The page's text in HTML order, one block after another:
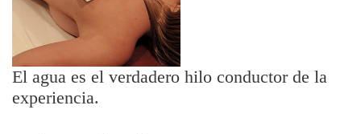
El agua es el verdadero hilo conductor de la
experiencia.